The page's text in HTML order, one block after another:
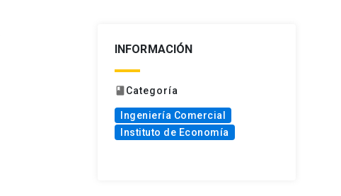
INFORMACIÓN
book Categoría
Ingeniería Comercial
Instituto de Economía